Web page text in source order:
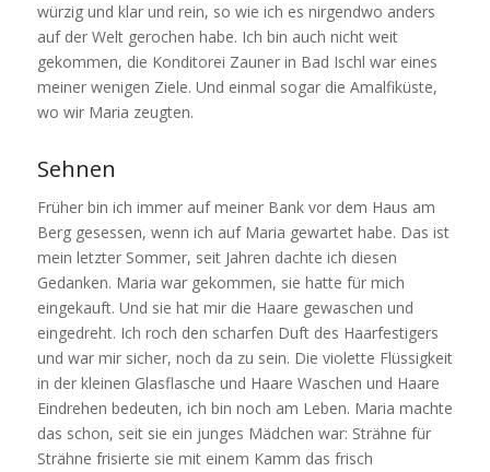
würzig und klar und rein, so wie ich es nirgendwo anders
auf der Welt gerochen habe. Ich bin auch nicht weit
gekommen, die Konditorei Zauner in Bad Ischl war eines
meiner wenigen Ziele. Und einmal sogar die Amalfiküste,
wo wir Maria zeugten.
Sehnen
Früher bin ich immer auf meiner Bank vor dem Haus am
Berg gesessen, wenn ich auf Maria gewartet habe. Das ist
mein letzter Sommer, seit Jahren dachte ich diesen
Gedanken. Maria war gekommen, sie hatte für mich
eingekauft. Und sie hat mir die Haare gewaschen und
eingedreht. Ich roch den scharfen Duft des Haarfestigers
und war mir sicher, noch da zu sein. Die violette Flüssigkeit
in der kleinen Glasflasche und Haare Waschen und Haare
Eindrehen bedeuten, ich bin noch am Leben. Maria machte
das schon, seit sie ein junges Mädchen war: Strähne für
Strähne frisierte sie mit einem Kamm das frisch